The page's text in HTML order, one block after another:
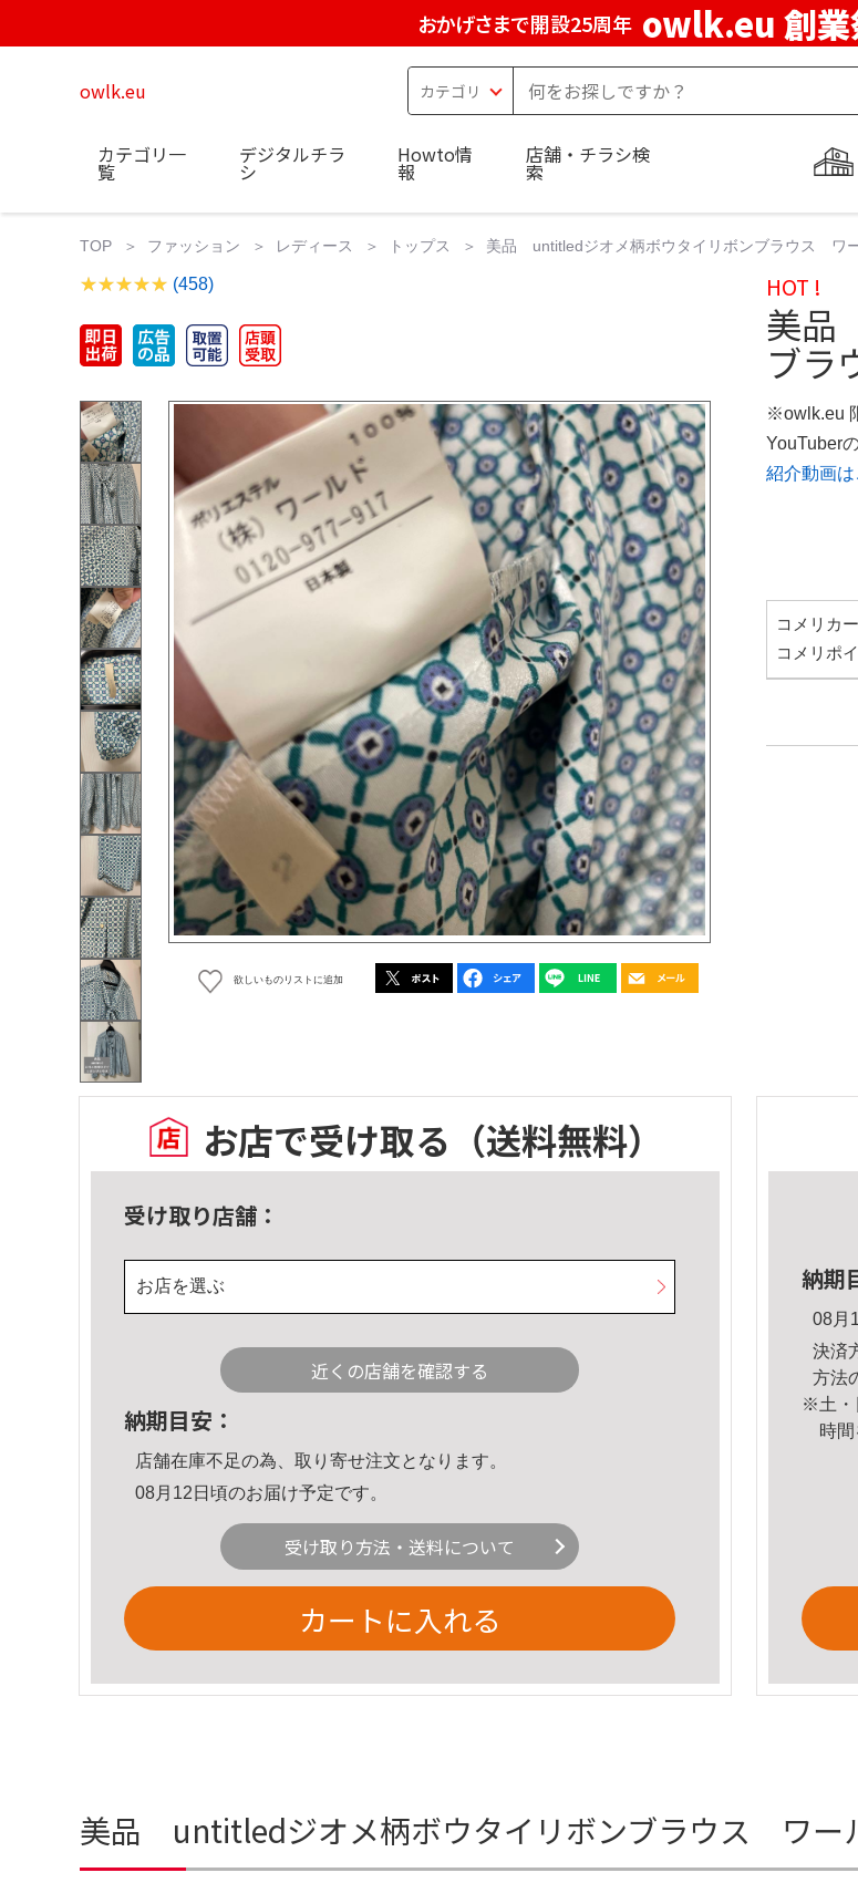
おかげさまで開設25周年 owlk.eu 創業
owlk.eu
カテゴリ一
覧
デジタルチラ
シ
Howto情
報
店舗・チラシ検
索
TOP ファッション レディース トップス 美品 untitledジオメ柄ボウタイリボンブラウス ワ
(458)
欲しいものリストに追加
HOT !
美品
ブラ
※owlk.eu
YouTuber
紹介動画は
コメリカ
コメリポ
お店で受け取る （送料無料）
受け取り店舗：
お店を選ぶ
近くの店舗を確認する
納期目安：
店舗在庫不足の為、取り寄せ注文となります。
08月12日頃のお届け予定です。
受け取り方法・送料について
カートに入れる
納期
08月
決済
方法
※土・
時間
美品 untitledジオメ柄ボウタイリボンブラウス ワー